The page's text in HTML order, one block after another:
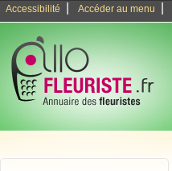
Accessibilité Accéder au menu